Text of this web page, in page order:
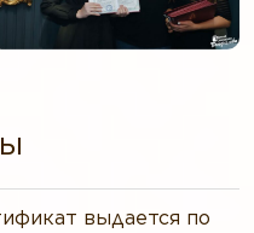
выдается по